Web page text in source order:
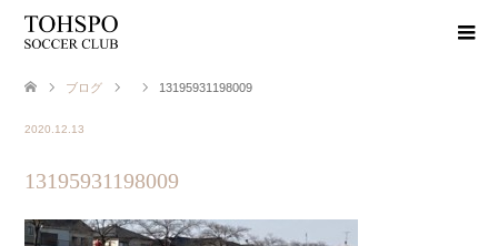
ブログ 13195931198009
2020.12.13
13195931198009